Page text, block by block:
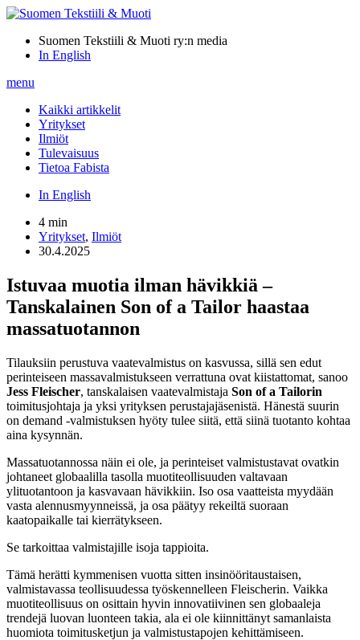
Suomen Tekstiili & Muoti ry:n media
In English
menu
Kaikki artikkelit
Yritykset
Ilmiöt
Tulevaisuus
Tietoa Fabista
In English
4 min
Yritykset, Ilmiöt
30.4.2025
Istuvaa muotia ilman hävikkiä –
Tanskalainen Son of a Tailor haastaa
massatuotannon
Tilauksiin perustuva vaatevalmistus on kasvussa, sillä sen edut
perinteiseen massavalmistukseen verrattuna ovat kiistattomat, sanoo
Jess Fleischer, tanskalaisen vaatevalmistaja Son of a Tailorin
toimitusjohtaja ja yksi yrityksen perustajajäsenistä. Hänestä suurin
on demand -valmistuksen hyöty tulee siitä, että siinä tuotanto kohtaa
aina kysynnän.
Massatuotannossa näin ei ole, ja perinteiset valmistustavat ovatkin
johtaneet globaalilla tasolla muotiteollisuuden valtavaan
ylituotantoon ja kasvavaan hävikkiin. Iso osa vaatteista myydään
vasta alennusmyynneissä, ja osa päätyy rekeiltä suoraan
kaatopaikalle tai kierrätykseen.
Se tarkoittaa valmistajille isoja tappioita.
Tämä herätti kymmenisen vuotta sitten insinööritaustaisen,
valmistavassa teollisuudessa työskennelleen Fleischerin. Vaikka
muotiteollisuus on osittain hyvin innovatiivinen sen globaaleja
trendejä luovan luonteen takia, ala ei ole kiinnittänyt samanlaista
huomiota toimitusketjun ja valmistustapojen kehittämiseen.